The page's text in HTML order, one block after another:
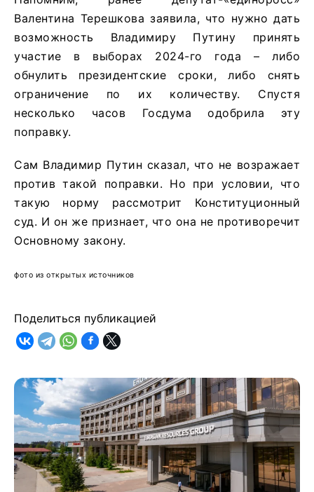
Валентина Терешкова заявила, что нужно дать
возможность Владимиру Путину принять
участие в выборах 2024-го года – либо
обнулить президентские сроки, либо снять
ограничение по их количеству. Спустя
несколько часов Госдума одобрила эту
поправку.
Сам Владимир Путин сказал, что не возражает
против такой поправки. Но при условии, что
такую норму рассмотрит Конституционный
суд. И он же признает, что она не противоречит
Основному закону.
фото из открытых источников
Поделиться публикацией